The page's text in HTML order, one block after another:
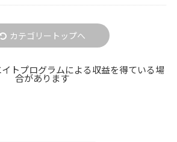
カテゴリートップへ
トプログラムによる収益を得ている場
合があります